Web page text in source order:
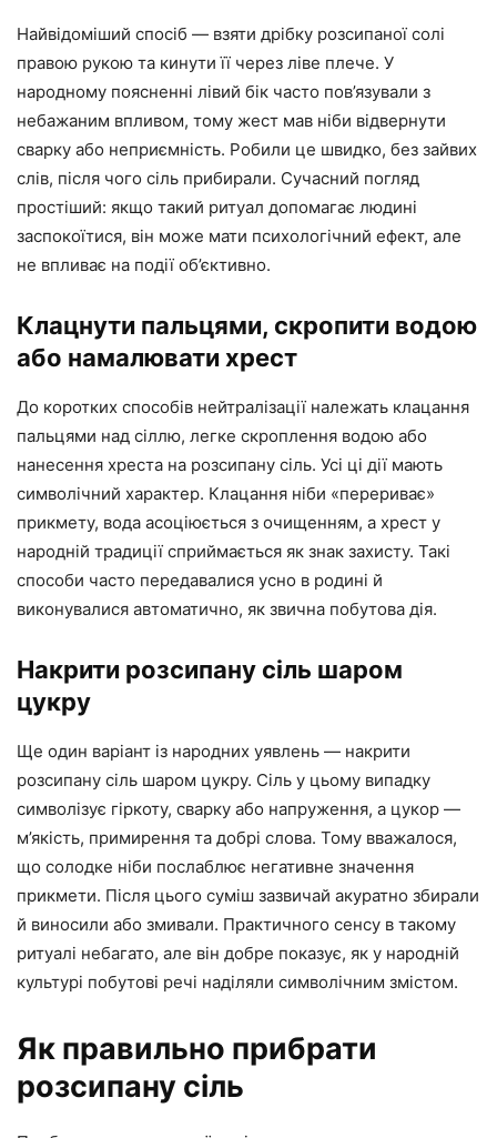
Найвідоміший спосіб — взяти дрібку розсипаної солі
правою рукою та кинути її через ліве плече. У
народному поясненні лівий бік часто пов’язували з
небажаним впливом, тому жест мав ніби відвернути
сварку або неприємність. Робили це швидко, без зайвих
слів, після чого сіль прибирали. Сучасний погляд
простіший: якщо такий ритуал допомагає людині
заспокоїтися, він може мати психологічний ефект, але
не впливає на події об’єктивно.
Клацнути пальцями, скропити водою
або намалювати хрест
До коротких способів нейтралізації належать клацання
пальцями над сіллю, легке скроплення водою або
нанесення хреста на розсипану сіль. Усі ці дії мають
символічний характер. Клацання ніби «перериває»
прикмету, вода асоціюється з очищенням, а хрест у
народній традиції сприймається як знак захисту. Такі
способи часто передавалися усно в родині й
виконувалися автоматично, як звична побутова дія.
Накрити розсипану сіль шаром
цукру
Ще один варіант із народних уявлень — накрити
розсипану сіль шаром цукру. Сіль у цьому випадку
символізує гіркоту, сварку або напруження, а цукор —
м’якість, примирення та добрі слова. Тому вважалося,
що солодке ніби послаблює негативне значення
прикмети. Після цього суміш зазвичай акуратно збирали
й виносили або змивали. Практичного сенсу в такому
ритуалі небагато, але він добре показує, як у народній
культурі побутові речі наділяли символічним змістом.
Як правильно прибрати
розсипану сіль